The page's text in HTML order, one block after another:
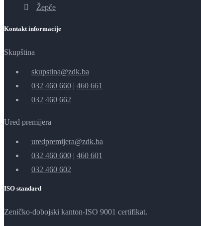
Žepče
Kontakt informacije
Skupština
skupstina@zdk.ba
032 460 660 | 460 661
032 460 662
Ured premijera
uredpremijera@zdk.ba
032 460 600 | 460 601
032 460 602
ISO standard
Zeničko-dobojski kanton-ISO 9001 certifikat.